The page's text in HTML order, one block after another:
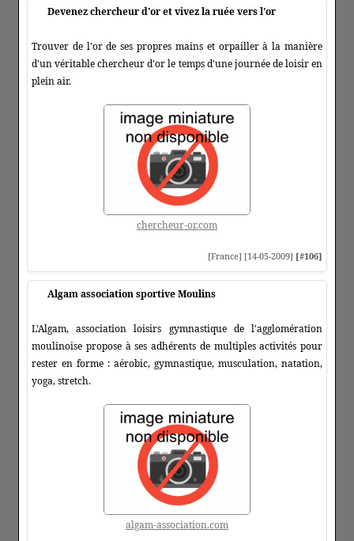
Devenez chercheur d'or et vivez la ruée vers l'or
Trouver de l'or de ses propres mains et orpailler à la manière
d'un véritable chercheur d'or le temps d'une journée de loisir en
plein air.
chercheur-or.com
[France] [14-05-2009] [#106]
Algam association sportive Moulins
L'Algam, association loisirs gymnastique de l'agglomération
moulinoise propose à ses adhérents de multiples activités pour
rester en forme : aérobic, gymnastique, musculation, natation,
yoga, stretch.
algam-association.com